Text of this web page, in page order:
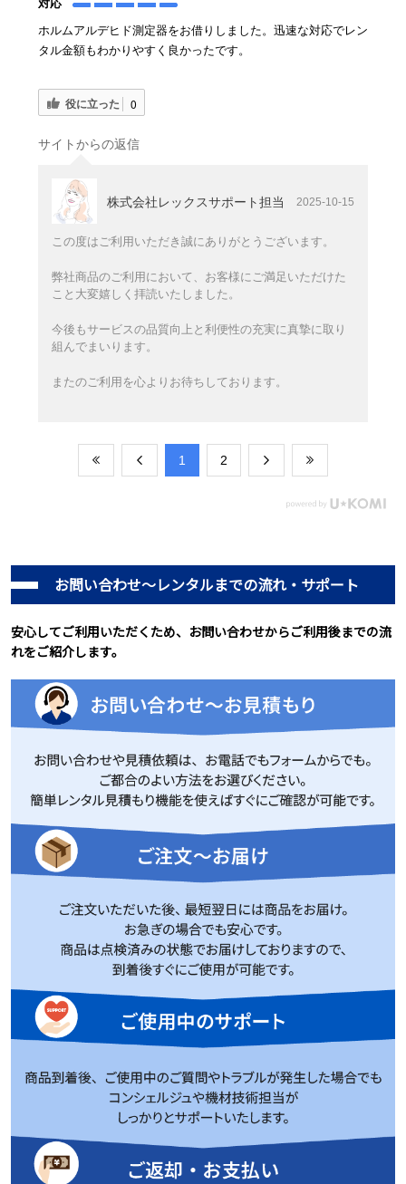
対応
ホルムアルデヒド測定器をお借りしました。迅速な対応でレン
タル金額もわかりやすく良かったです。
役に立った 0
サイトからの返信
株式会社レックスサポート担当 2025-10-15
この度はご利用いただき誠にありがとうございます。
弊社商品のご利用において、お客様にご満足いただけた
こと大変嬉しく拝読いたしました。
今後もサービスの品質向上と利便性の充実に真摯に取り
組んでまいります。
またのご利用を心よりお待ちしております。
​1 ​2
お問い合わせ～レンタルまでの流れ・サポート
安心してご利用いただくため、お問い合わせからご利用後までの流
れをご紹介します。